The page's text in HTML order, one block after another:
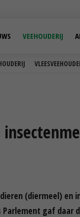
VEEHOUDERIJ
(diermeel) en
gaf daar